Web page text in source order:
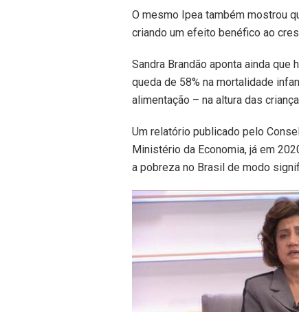
O mesmo Ipea também mostrou
criando um efeito benéfico ao
Sandra Brandão aponta ainda
queda de 58% na mortalidade
alimentação – na altura das
Um relatório publicado pelo
Ministério da Economia, já em
a pobreza no Brasil de modo